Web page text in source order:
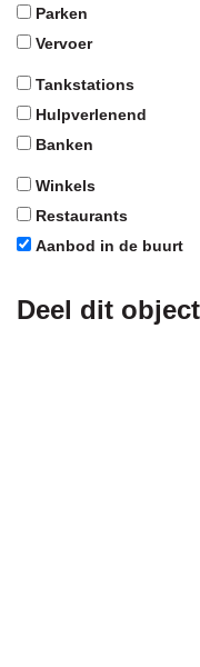
Parken
Vervoer
Tankstations
Hulpverlenend
Banken
Winkels
Restaurants
Aanbod in de buurt
Deel dit object